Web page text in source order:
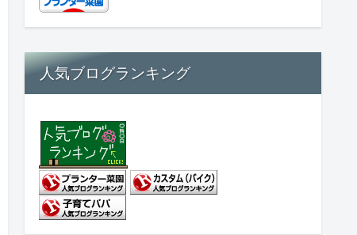
人気ブログランキング